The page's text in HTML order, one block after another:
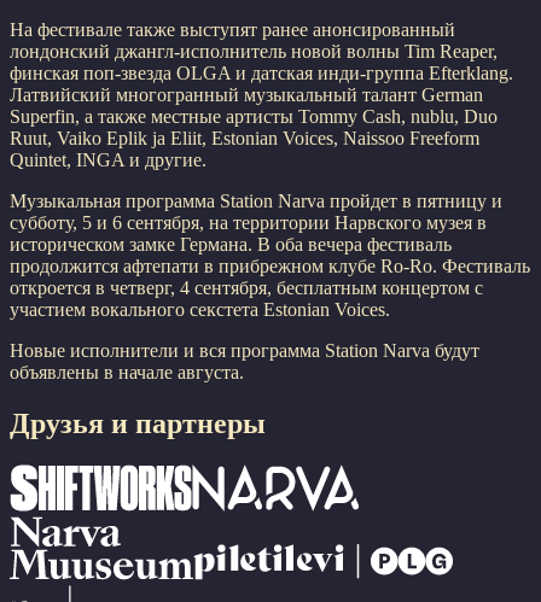
На фестивале также выступят ранее анонсированный
лондонский джангл-исполнитель новой волны Tim Reaper,
финская поп-звезда OLGA и датская инди-группа Efterklang.
Латвийский многогранный музыкальный талант German
Superfin, а также местные артисты Tommy Cash, nublu, Duo
Ruut, Vaiko Eplik ja Eliit, Estonian Voices, Naissoo Freeform
Quintet, INGA и другие.
Музыкальная программа Station Narva пройдет в пятницу и
субботу, 5 и 6 сентября, на территории Нарвского музея в
историческом замке Германа. В оба вечера фестиваль
продолжится афтепати в прибрежном клубе Ro-Ro. Фестиваль
откроется в четверг, 4 сентября, бесплатным концертом с
участием вокального секстета Estonian Voices.
Новые исполнители и вся программа Station Narva будут
объявлены в начале августа.
Друзья и партнеры